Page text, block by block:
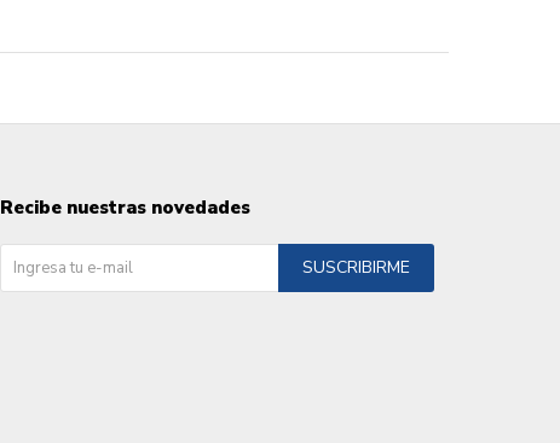
Recibe nuestras novedades
SUSCRIBIRME